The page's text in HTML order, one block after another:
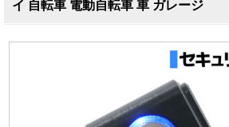
イ 自転車 電動自転車 車 ガレージ